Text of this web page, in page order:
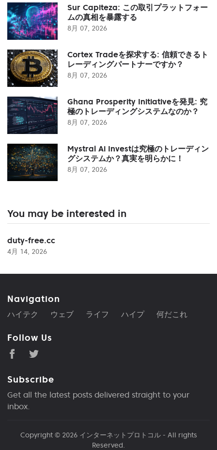
Sur Capiteza: この取引プラットフォー
ムの真相を暴露する
8月 07, 2026
Cortex Tradeを探求する: 信頼できるト
レーディングパートナーですか？
8月 07, 2026
Ghana Prosperity Initiativeを発見: 究
極のトレーディングシステムなのか？
8月 07, 2026
Mystral Ai Investは究極のトレーディン
グシステムか？真実を明らかに！
8月 07, 2026
You may be interested in
duty-free.cc
4月 14, 2026
Navigation
ハイテク ウェブ ライフ ハイプ 何だこれ
Follow Us
Subscribe
Get all the latest posts delivered straight to your
inbox.
Copyright © 2026 インターネットプロトコル- All rights
Reserved.